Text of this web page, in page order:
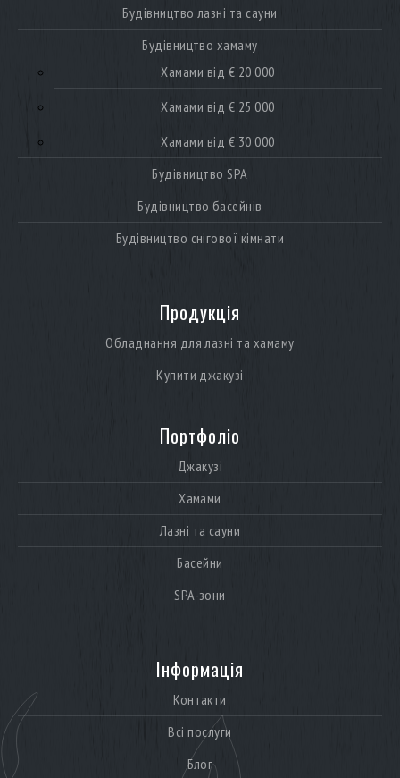
Будівництво лазні та сауни
Будівництво хамаму
Хамами від € 20 000
Хамами від € 25 000
Хамами від € 30 000
Будівництво SPA
Будівництво басейнів
Будівництво снігової кімнати
Продукція
Обладнання для лазні та хамаму
Купити джакузі
Портфоліо
Джакузі
Хамами
Лазні та сауни
Басейни
SPA-зони
Інформація
Контакти
Всі послуги
Блог